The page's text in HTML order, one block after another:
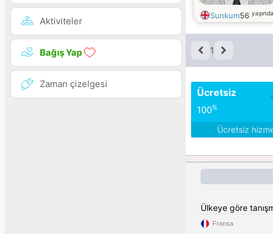
Aktiviteler
Bağış Yap
Zaman çizelgesi
Sunkum56 yaşında
1
Ücretsiz
100%
Ücretsiz
Ülkeye göre
Fransa